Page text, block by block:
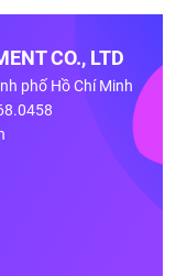
CO., LTD
phố Hồ Chí Minh